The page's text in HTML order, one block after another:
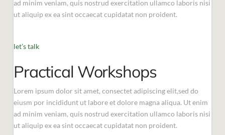
ad minim veniam, quis nostrud exercitation ullamco laboris nisi
ut aliquip ex ea sint occaecat cupidatat non proident.
let’s talk
Practical Workshops
Lorem ipsum dolor sit amet, consectet adipiscing elit,sed do
eiusm por incididunt ut labore et dolore magna aliqua. Ut enim
ad minim veniam, quis nostrud exercitation ullamco laboris nisi
ut aliquip ex ea sint occaecat cupidatat non proident.